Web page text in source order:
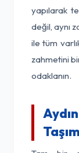
yapılarak
değil, aynı
ile tüm
zahmetini
odaklanın.